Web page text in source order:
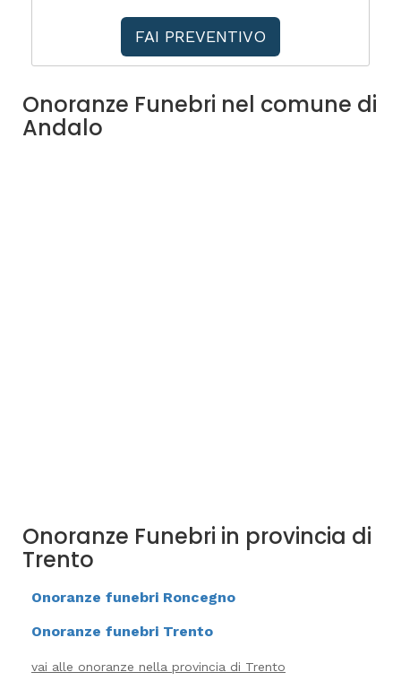
FAI PREVENTIVO
Onoranze Funebri nel comune di
Andalo
Onoranze Funebri in provincia di
Trento
Onoranze funebri Roncegno
Onoranze funebri Trento
vai alle onoranze nella provincia di Trento